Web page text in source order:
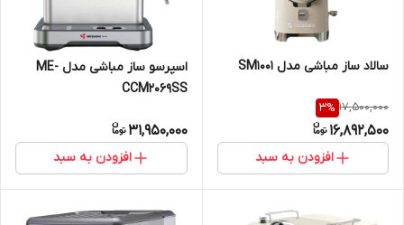
سالاد ساز مباشی مدل SM1001
17,500,000
3%
16,892,500
افزودن به سبد
اسپرسو ساز مباشی مدل ME-
CCM2069SS
31,950,000
افزودن به سبد